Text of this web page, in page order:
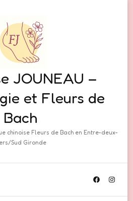
JOUNEAU –
et Fleurs de
Bach
chinoise Fleurs de Bach en Entre-deux-
Sud Gironde